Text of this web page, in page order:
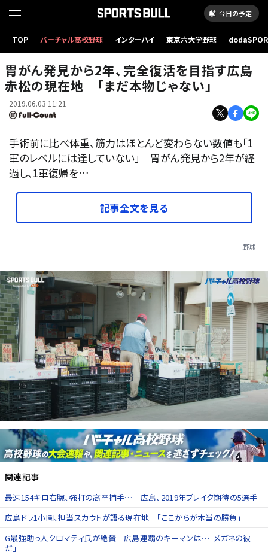
今日の予定
TOP バーチャル高校野球 インターハイ 東京六大学野球
広島・赤松真人【写真：橋本健吾】
胃がん発見から2年、完全復活を目指す広島
赤松の現在地 「まだ本物じゃない」
2019.06.03 11:21
手術前に比べ体重、筋力はほとんど変わらない数値も「1
軍のレベルには達していない」 胃がん発見から2年が経
過し、1軍復帰を…
記事全文を見る
野球
関連記事
最速154キロ右腕、強打の高卒捕手… 広島、2019年ブレイク期待の5選手
広島ドラ1小園、担当スカウトが語る現在地 「ここからが本当の勝負」
G最強助っ人クロマティ氏が絶賛 広島連覇のキーマンは…「メガネの彼
だ」